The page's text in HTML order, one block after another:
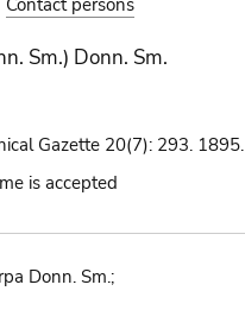
Contact persons
Sm.) Donn. Sm.
Gazette 20(7): 293. 1895.
is accepted
Donn. Sm.;